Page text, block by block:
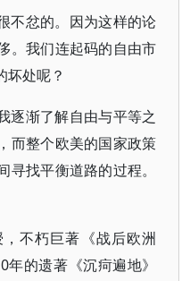
不忿的。因为这样的论
。我们连起码的自由市
坏处呢？
逐渐了解自由与平等之
而整个欧美的国家政策
找平衡道路的过程。
不朽巨著《战后欧洲
的遗著《沉疴遍地》